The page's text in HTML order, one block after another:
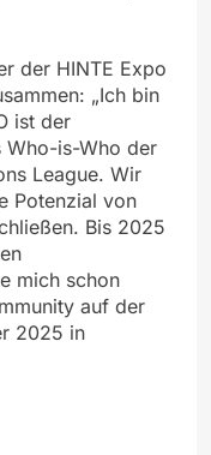
der HINTE Expo
„Ich bin
ist der
Who-is-Who der
League. Wir
Potenzial von
Bis 2025
mich schon
auf der
2025 in